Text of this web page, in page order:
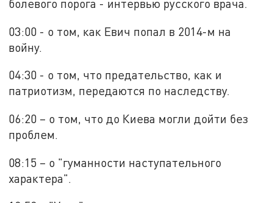
болевого порога - интервью русского врача.
03:00 - о том, как Евич попал в 2014-м на
войну.
04:30 - о том, что предательство, как и
патриотизм, передаются по наследству.
06:20 – о том, что до Киева могли дойти без
проблем.
08:15 – о "гуманности наступательного
характера".